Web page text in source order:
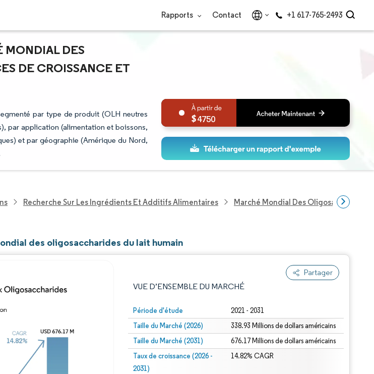
Rapports Contact +1 617-765-2493
MONDIAL DES
DE CROISSANCE ET
par type de produit (OLH neutres
par application (alimentation et boissons,
et par géographie (Amérique du Nord,
4750
Recherche Sur Les Ingrédients Et Additifs Alimentaires Marché Mondial Des Oligosaccharides
des oligosaccharides du lait humain
Partager
VUE D’ENSEMBLE DU MARCHÉ
Période d'étude 2021 - 2031
Taille du Marché (2026) 338.93 Millions de dollars américains
Taille du Marché (2031) 676.17 Millions de dollars américains
Taux de croissance (2026 -
2031)
14.82% CAGR